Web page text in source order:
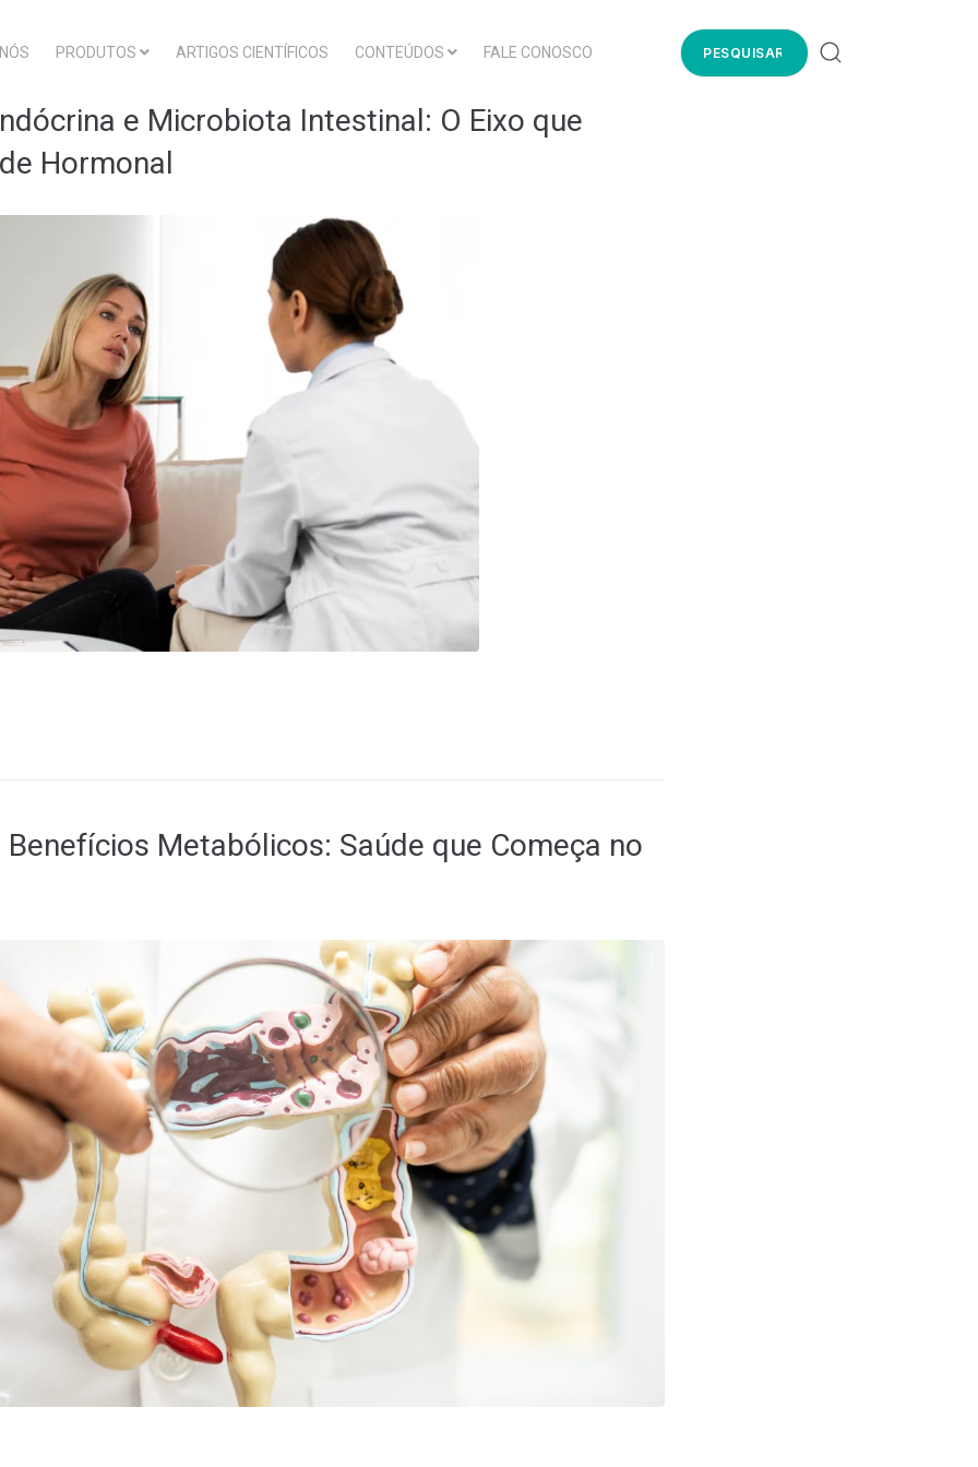
PRODUTOS ARTIGOS CIENTÍFICOS CONTEÚDOS FALE CONOSCO
e Microbiota Intestinal: O Eixo que
Hormonal
Metabólicos: Saúde que Começa no